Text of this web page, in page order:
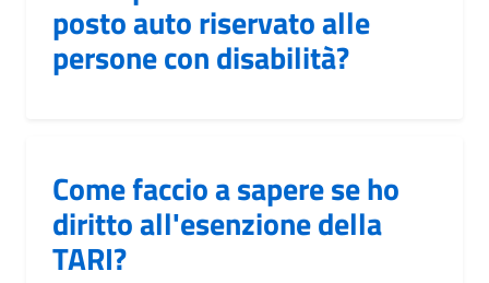
posto auto riservato alle
persone con disabilità?
Come faccio a sapere se ho
diritto all'esenzione della
TARI?